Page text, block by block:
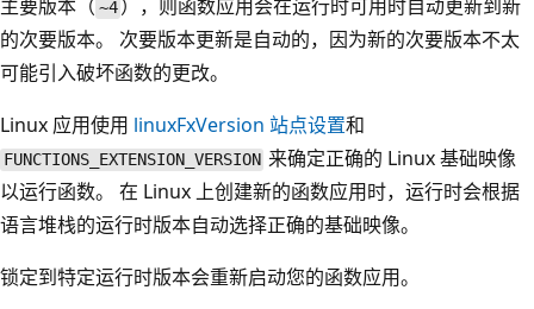
主要版本（ ~4 ），则函数应用会在运行时可用时自动更新到新
的次要版本。 次要版本更新是自动的，因为新的次要版本不太
可能引入破坏函数的更改。
Linux 应用使用 linuxFxVersion 站点设置和
FUNCTIONS_EXTENSION_VERSION 来确定正确的 Linux 基础映像
以运行函数。 在 Linux 上创建新的函数应用时，运行时会根据
语言堆栈的运行时版本自动选择正确的基础映像。
锁定到特定运行时版本会重新启动您的函数应用。